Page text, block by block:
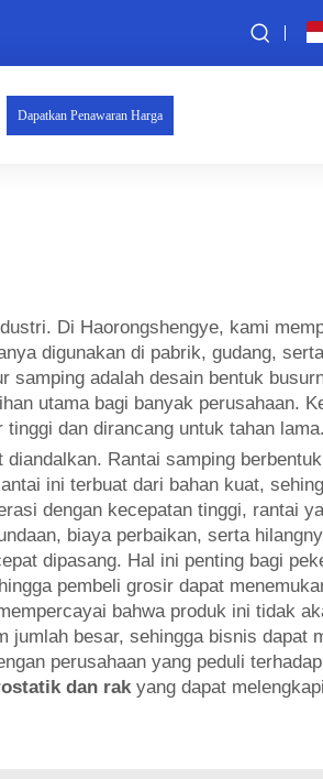
Dapatkan Penawaran Harga
Di Haorongshengye, kami
digunakan di pabrik, gudang,
samping adalah desain bentuk
utama bagi banyak perusahaan.
dan dirancang untuk tahan lama.
Rantai samping
ini terbuat dari bahan kuat,
dengan kecepatan tinggi, rantai
biaya perbaikan, serta
dipasang. Hal ini penting bagi
pembeli grosir dapat
bahwa produk ini tidak
jumlah besar, sehingga bisnis dapat
perusahaan yang peduli
dan rak yang dapat